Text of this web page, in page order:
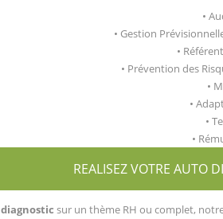
•
• Gestion
•
• Prévention des
•
•
•
•
REALISEZ VOTRE AUTO
diagnostic sur un thème RH ou complet,